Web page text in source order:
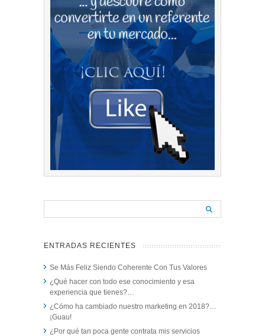
ENTRADAS RECIENTES
Se Más Feliz Siendo Coherente Con Tus Valores
¿Qué hacer con todo ese conocimiento y esa
experiencia que tienes?…
¿Cómo ha cambiado nuestro marketing en 2018?…
¡Guau!
¿Por qué tan poca gente contrata mis servicios